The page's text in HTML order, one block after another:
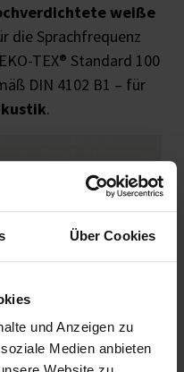
Über Cookies
und Anzeigen zu
Medien anbieten
weiße
die Sprachfrequenz
TEX® Standard 100
DIN 4102 B1 – für
.